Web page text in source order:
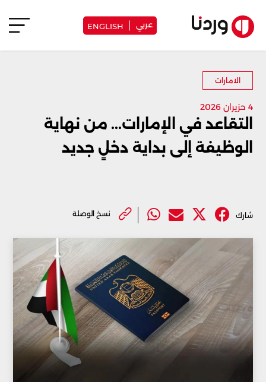
عربي ENGLISH
الامارات
4 حزيران 2026
التقاعد في الإمارات... من نهاية
الوظيفة إلى بداية دخلٍ جديد
شارك نسخ الوصلة